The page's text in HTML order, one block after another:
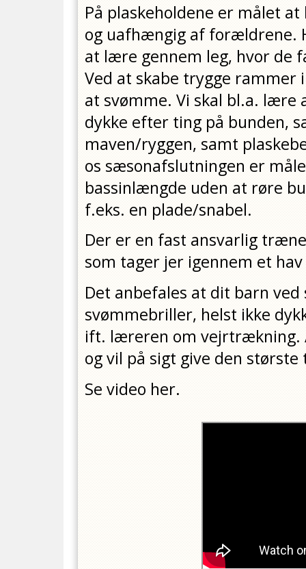
På plaskeholdene er målet
og uafhængig af forældrene.
at lære gennem leg, hvor de
Ved at skabe trygge
at svømme. Vi skal bl.a. lære
dykke efter ting på bunden,
maven/ryggen, samt
os sæsonafslutningen er
bassinlængde uden at røre
f.eks. en plade/snabel.
Der er en fast ansvarlig
som tager jer igennem et
Det anbefales at dit barn
svømmebriller, helst ikke
ift. læreren om vejrtrækning.
og vil på sigt give den
Se video her.